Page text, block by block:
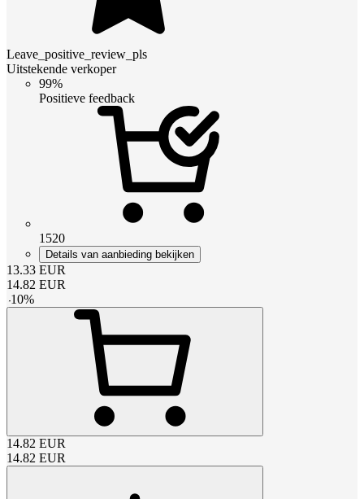
Leave_positive_review_pls
Uitstekende verkoper
99%
Positieve feedback
1520
Details van aanbieding bekijken
13.33 EUR
14.82 EUR
-10%
14.82 EUR
14.82 EUR